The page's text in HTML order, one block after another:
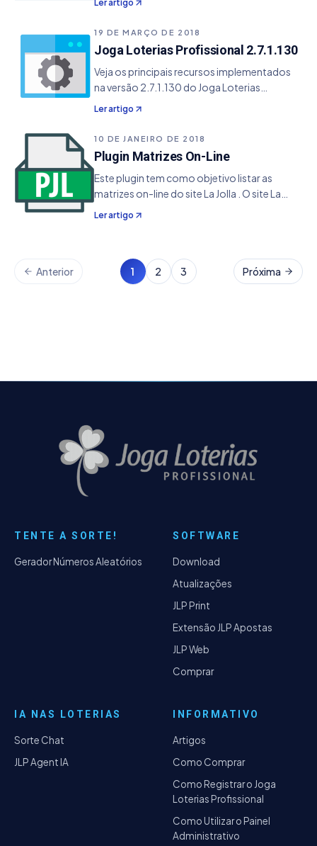
conhece, o DosBox é um software que faz a
emulação do sistema MS-DOS. Tela inicial do
DosBox Como o…
Ler artigo
19 DE MARÇO DE 2018
Joga Loterias Profissional 2.7.1.130
Veja os principais recursos implementados
na versão 2.7.1.130 do Joga Loterias
Profissional. - Adicionado o botão de
execução do Ininuga dentro do Editor de
Matrizes - O diretório de matrizes .DAT por
padrão aponta para o diretório padrão de
instalação do Ininuga - Resolvido alguns
bugs.
Ler artigo
10 DE JANEIRO DE 2018
Plugin Matrizes On-Line
Este plugin tem como objetivo listar as
matrizes on-line do site La Jolla . O site La
Jolla é um repositório de matrizes onde
colaboradores fazem seus estudos e
um grande…
Ler artigo
Anterior 1 2 3 Próxima
TENTE A SORTE!
Gerador Números Aleatórios
SOFTWARE
Download
Atualizações
JLP Print
Extensão JLP Apostas
JLP Web
Comprar
IA NAS LOTERIAS
Sorte Chat
JLP Agent IA
INFORMATIVO
Artigos
Como Comprar
Como Registrar o Joga
Loterias Profissional
Como Utilizar o Painel
Administrativo